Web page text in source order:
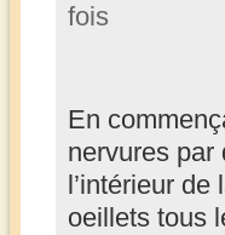
fois
En
nervures par
l’intérieur
oeillets tous